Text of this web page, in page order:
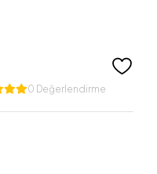
0 Değerlendirme